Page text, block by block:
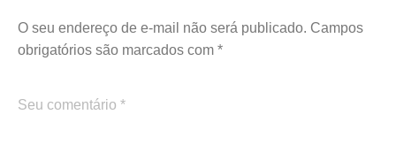
O seu endereço de e-mail não será publicado. Campos
obrigatórios são marcados com *